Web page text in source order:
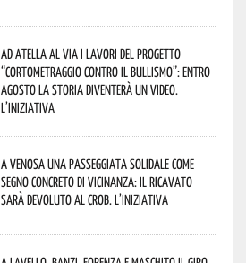
Ad Atella al via i lavori del progetto
“Cortometraggio contro il bullismo”: entro
agosto la storia diventerà un video.
L’iniziativa
A Venosa una passeggiata solidale come
segno concreto di vicinanza: il ricavato
sarà devoluto al CROB. L’iniziativa